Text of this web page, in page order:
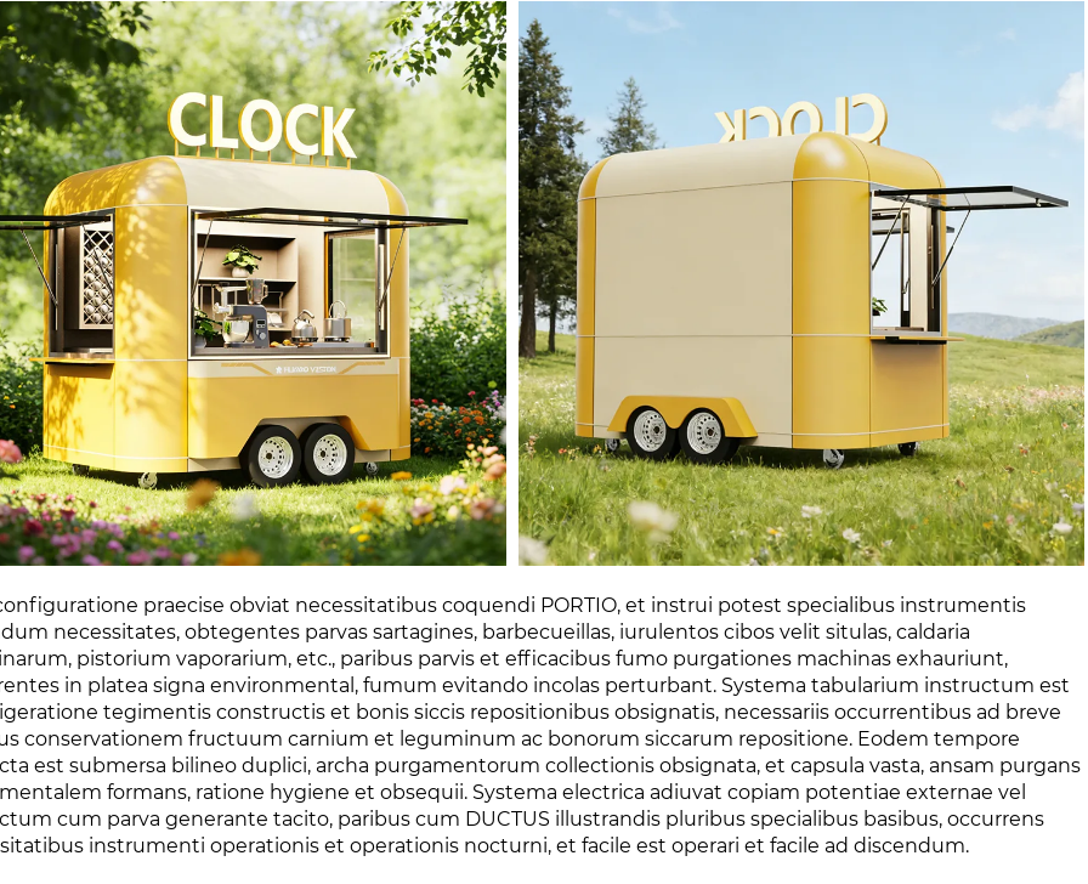
praecise obviat necessitatibus coquendi PORTIO, et instrui potest specialibus instrumentis
necessitates, obtegentes parvas sartagines, barbecueillas, iurulentos cibos velit situlas, caldaria
pistorium vaporarium, etc., paribus parvis et efficacibus fumo purgationes machinas exhauriunt,
in platea signa environmental, fumum evitando incolas perturbant. Systema tabularium instructum est
tegimentis constructis et bonis siccis repositionibus obsignatis, necessariis occurrentibus ad breve
conservationem fructuum carnium et leguminum ac bonorum siccarum repositione. Eodem tempore
est submersa bilineo duplici, archa purgamentorum collectionis obsignata, et capsula vasta, ansam purgans
formans, ratione hygiene et obsequii. Systema electrica adiuvat copiam potentiae externae vel
cum parva generante tacito, paribus cum DUCTUS illustrandis pluribus specialibus basibus, occurrens
instrumenti operationis et operationis nocturni, et facile est operari et facile ad discendum.